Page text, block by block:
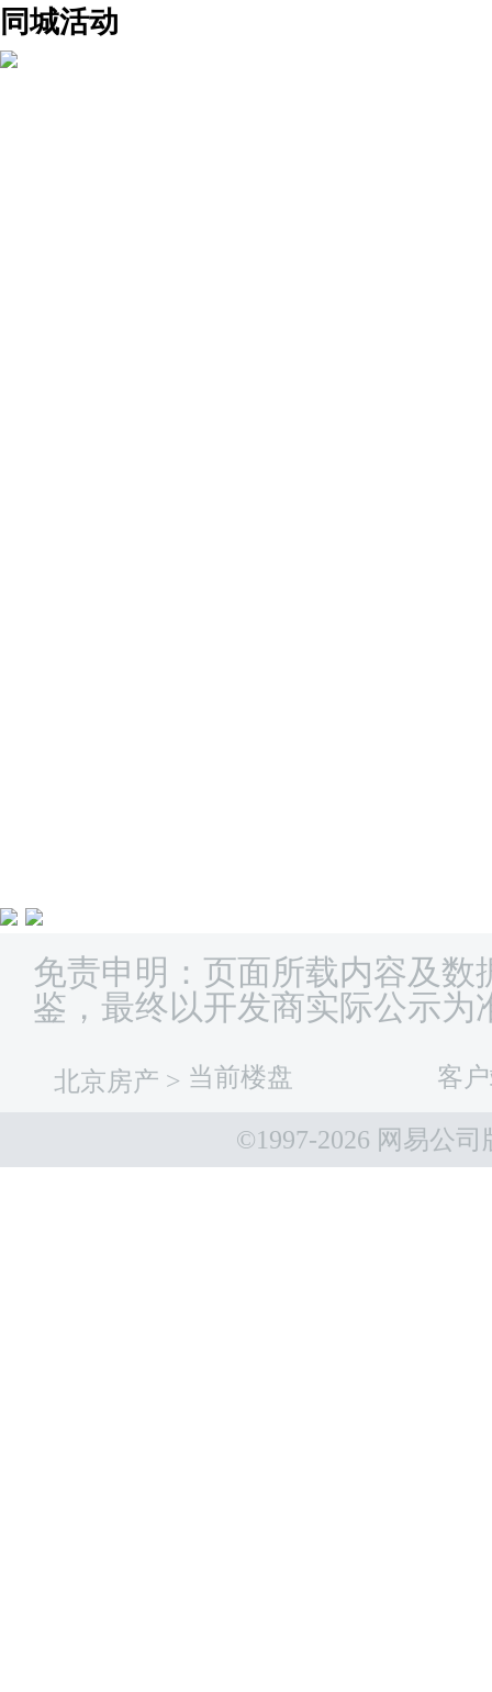
同城活动
免责申明：页面所载内容及数
鉴，最终以开发商实际公示为
北京房产 > 当前楼盘 客
©1997-2026 网易公